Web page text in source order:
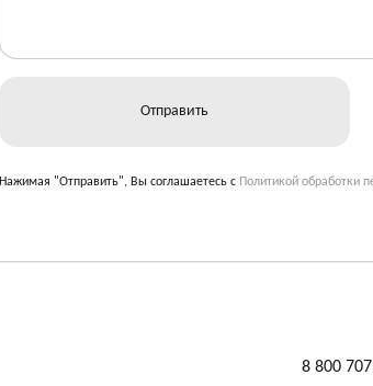
Нажимая "Отправить", Вы соглашаетесь с Политикой обработки
8 800